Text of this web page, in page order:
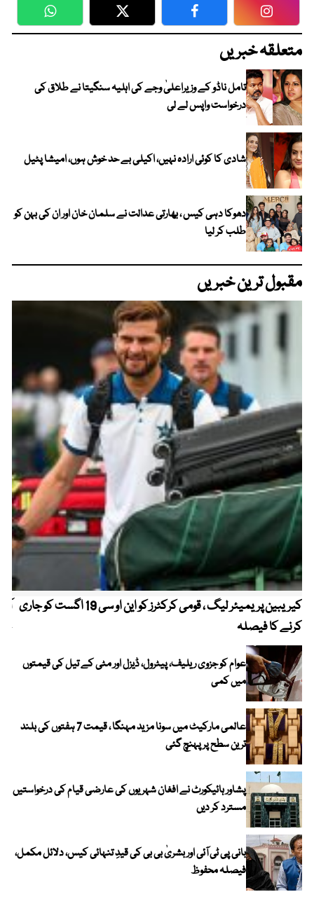
WhatsApp Twitter Facebook
متعلقہ خبریں
تامل ناڈو کے وزیراعلیٰ وجے کی اہلیہ سنگیتا نے طلاق کی
درخواست واپس لے لی
شادی کا کوئی ارادہ نہیں، اکیلی بے حد خوش ہوں، امیشا پٹیل
دھوکا دہی کیس ، بھارتی عدالت نے سلمان خان اور ان کی بہن کو
طلب کر لیا
مقبول ترین خبریں
کیریبین پریمیئر لیگ ، قومی کرکٹرز کو این او سی 19 اگست کو جاری
کرنے کا فیصلہ
عوام کو جزوی ریلیف، پیٹرول، ڈیزل اور مٹی کے تیل کی قیمتوں
میں کمی
عالمی مارکیٹ میں سونا مزید مہنگا ، قیمت 7 ہفتوں کی بلند
ترین سطح پر پہنچ گئی
پشاور ہائیکورٹ نے افغان شہریوں کی عارضی قیام کی درخواستیں
مسترد کر دیں
بانی پی ٹی آئی اور بشریٰ بی بی کی قیدِ تنہائی کیس، دلائل مکمل،
فیصلہ محفوظ